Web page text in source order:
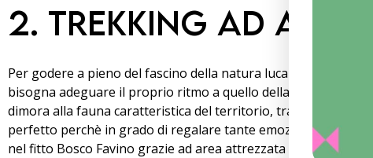
2. Trekking ad alta
Per godere a pieno del fascino della natura lucana e per
bisogna adeguare il proprio ritmo a quello della natura. I
dimora alla fauna caratteristica del territorio, trasportano i
perfetto perchè in grado di regalare tante emozioni. Per chi
nel fitto Bosco Favino grazie ad area attrezzata o